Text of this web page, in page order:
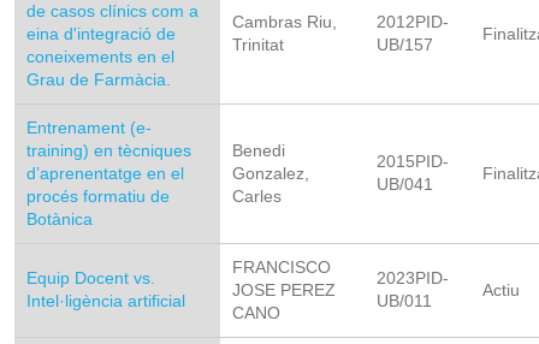
de casos clínics com a
eina d'integració de
coneixements en el
Grau de Farmàcia.
Cambras Riu,
Trinitat
2012PID-
UB/157
Entrenament (e-
training) en tècniques
d’aprenentatge en el
procés formatiu de
Botànica
Benedi
Gonzalez,
Carles
2015PID-
UB/041
Equip Docent vs.
Intel·ligència artificial
FRANCISCO
JOSE PEREZ
CANO
2023PID-
UB/011
Actiu